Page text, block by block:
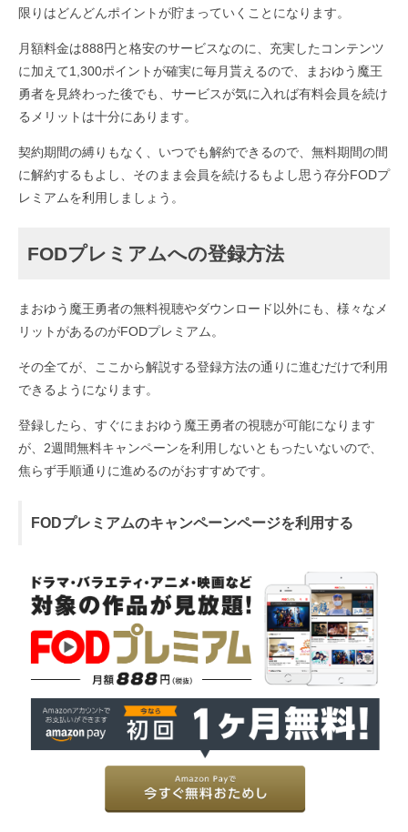
限りはどんどんポイントが貯まっていくことになります。
月額料金は888円と格安のサービスなのに、充実したコンテンツ
に加えて1,300ポイントが確実に毎月貰えるので、まおゆう魔王
勇者を見終わった後でも、サービスが気に入れば有料会員を続け
るメリットは十分にあります。
契約期間の縛りもなく、いつでも解約できるので、無料期間の間
に解約するもよし、そのまま会員を続けるもよし思う存分FODプ
レミアムを利用しましょう。
FODプレミアムへの登録方法
まおゆう魔王勇者の無料視聴やダウンロード以外にも、様々なメ
リットがあるのがFODプレミアム。
その全てが、ここから解説する登録方法の通りに進むだけで利用
できるようになります。
登録したら、すぐにまおゆう魔王勇者の視聴が可能になります
が、2週間無料キャンペーンを利用しないともったいないので、
焦らず手順通りに進めるのがおすすめです。
FODプレミアムのキャンペーンページを利用する